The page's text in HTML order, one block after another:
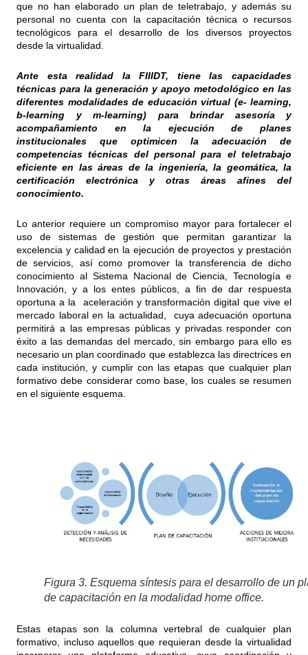
que no han elaborado un plan de teletrabajo, y además su
personal no cuenta con la capacitación técnica o recursos
tecnológicos para el desarrollo de los diversos proyectos
desde la virtualidad.
Ante esta realidad la FIIIDT, tiene las capacidades
técnicas para la generación y apoyo metodológico en las
diferentes modalidades de educación virtual (e- learning,
b-learning y m-learning) para brindar asesoría y
acompañamiento en la ejecución de planes
institucionales que optimicen la adecuación de
competencias técnicas del personal para el teletrabajo
eficiente en las áreas de la ingeniería, la geomática, la
certificación electrónica y otras áreas afines del
conocimiento.
Lo anterior requiere un compromiso mayor para fortalecer el
uso de sistemas de gestión que permitan garantizar la
excelencia y calidad en la ejecución de proyectos y prestación
de servicios, así como promover la transferencia de dicho
conocimiento al Sistema Nacional de Ciencia, Tecnología e
Innovación, y a los entes públicos, a fin de dar respuesta
oportuna a la aceleración y transformación digital que vive el
mercado laboral en la actualidad, cuya adecuación oportuna
permitirá a las empresas públicas y privadas responder con
éxito a las demandas del mercado, sin embargo para ello es
necesario un plan coordinado que establezca las directrices en
cada institución, y cumplir con las etapas que cualquier plan
formativo debe considerar como base, los cuales se resumen
en el siguiente esquema.
Figura 3. Esquema síntesis para el desarrollo de un
de capacitación en la modalidad home office.
Estas etapas son la columna vertebral de cualquier plan
formativo, incluso aquellos que requieran desde la virtualidad